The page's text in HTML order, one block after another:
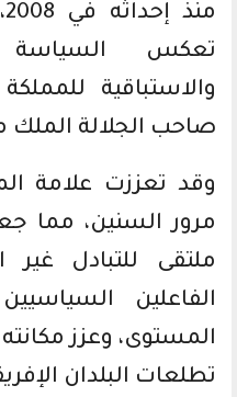
تعكس السياسة
والاستباقية
صاحب الجلالة
وقد تعززت علامة
مرور السنين، مما
ملتقى للتبادل
الفاعلين
المستوى، وعزز
تطلعات البلدان